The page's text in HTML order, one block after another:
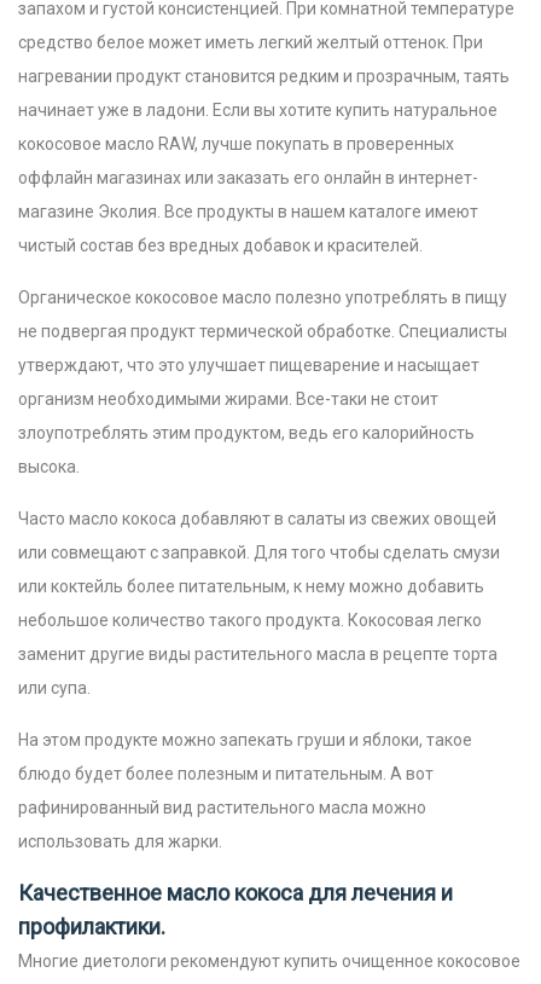
запахом и густой консистенцией. При комнатной температуре
средство белое может иметь легкий желтый оттенок. При
нагревании продукт становится редким и прозрачным, таять
начинает уже в ладони. Если вы хотите купить натуральное
кокосовое масло RAW, лучше покупать в проверенных
оффлайн магазинах или заказать его онлайн в интернет-
магазине Эколия. Все продукты в нашем каталоге имеют
чистый состав без вредных добавок и красителей.
Органическое кокосовое масло полезно употреблять в пищу
не подвергая продукт термической обработке. Специалисты
утверждают, что это улучшает пищеварение и насыщает
организм необходимыми жирами. Все-таки не стоит
злоупотреблять этим продуктом, ведь его калорийность
высока.
Часто масло кокоса добавляют в салаты из свежих овощей
или совмещают с заправкой. Для того чтобы сделать смузи
или коктейль более питательным, к нему можно добавить
небольшое количество такого продукта. Кокосовая легко
заменит другие виды растительного масла в рецепте торта
или супа.
На этом продукте можно запекать груши и яблоки, такое
блюдо будет более полезным и питательным. А вот
рафинированный вид растительного масла можно
использовать для жарки.
Качественное масло кокоса для лечения и
профилактики.
Многие диетологи рекомендуют купить очищенное кокосовое